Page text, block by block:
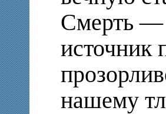
Смерть —
источник
нашему